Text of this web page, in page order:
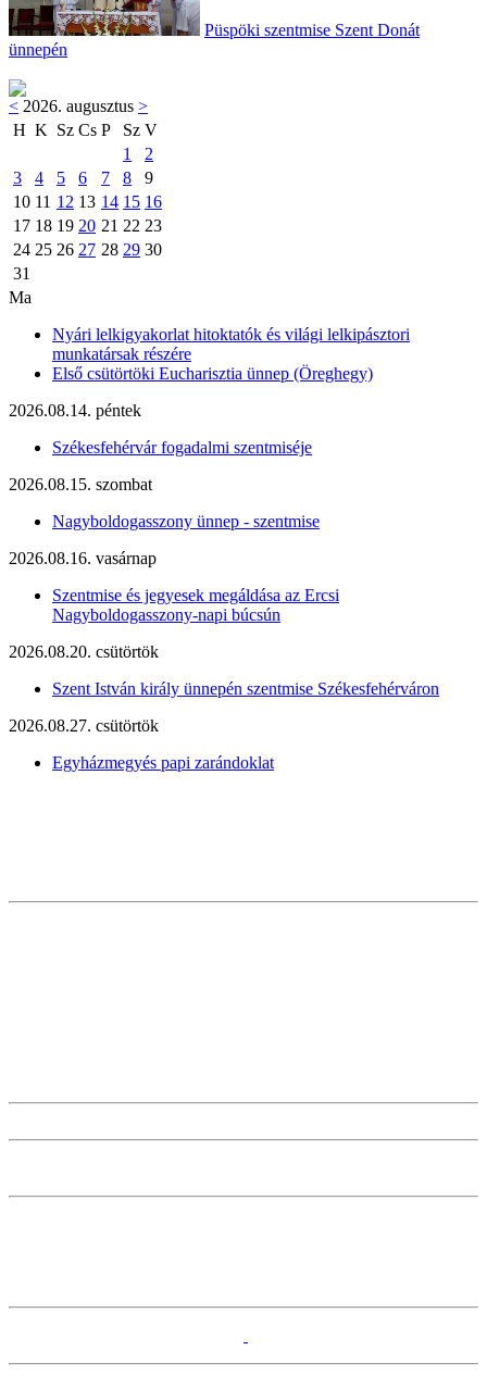
Püspöki szentmise Szent Donát
ünnepén
< 2026. augusztus >
H K Sz Cs P Sz V
1
2
3
4 5 6 7 8
9
10 11 12 13 14 15 16
17 18 19 20 21 22 23
24 25 26 27 28 29 30
31
Ma
Nyári lelkigyakorlat hitoktatók és világi lelkipásztori
munkatársak részére
Első csütörtöki Eucharisztia ünnep (Öreghegy)
2026.08.14. péntek
Székesfehérvár fogadalmi szentmiséje
2026.08.15. szombat
Nagyboldogasszony ünnep - szentmise
2026.08.16. vasárnap
Szentmise és jegyesek megáldása az Ercsi
Nagyboldogasszony-napi búcsún
2026.08.20. csütörtök
Szent István király ünnepén szentmise Székesfehérváron
2026.08.27. csütörtök
Egyházmegyés papi zarándoklat